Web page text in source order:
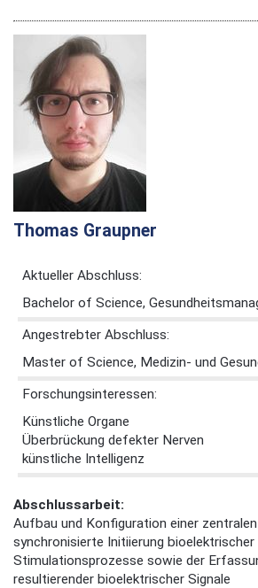
Thomas Graupner
Aktueller Abschluss:
Bachelor of Science,
Angestrebter Abschluss:
Master of Science, Medizin- und
Forschungsinteressen:
Künstliche Organe
Überbrückung defekter Nerven
künstliche Intelligenz
Abschlussarbeit:
Aufbau und Konfiguration einer
synchronisierte Initiierung
Stimulationsprozesse sowie der
resultierender bioelektrischer Signale